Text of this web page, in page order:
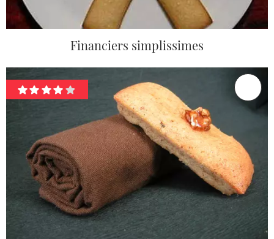
Financiers simplissimes